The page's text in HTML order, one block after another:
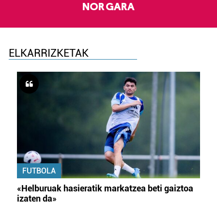
NOR GARA
ELKARRIZKETAK
FUTBOLA
«Helburuak hasieratik markatzea beti gaiztoa
izaten da»